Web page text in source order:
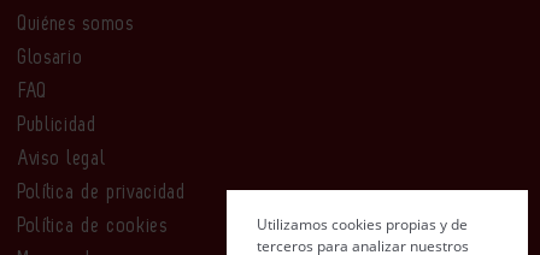
Quiénes somos
Glosario
FAQ
Publicidad
Aviso legal
Política de privacidad
Política de cookies
Utilizamos cookies propias y de
terceros para analizar nuestros